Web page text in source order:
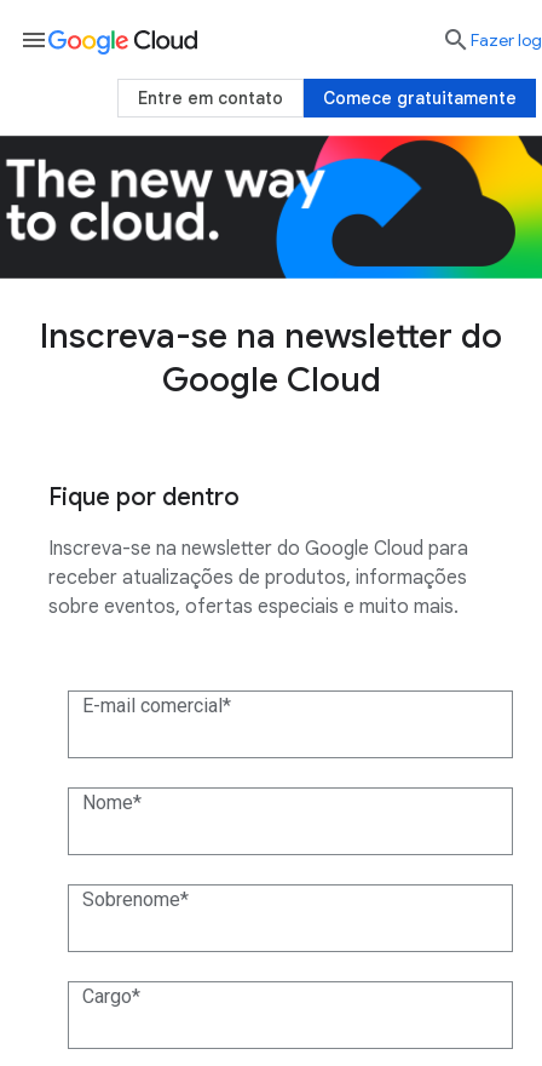
Inscreva-se na newsletter do
Google Cloud
Fique por dentro
Inscreva-se na newsletter do Google Cloud para
receber atualizações de produtos, informações
sobre eventos, ofertas especiais e muito mais.
E-mail comercial
Nome
Sobrenome
Cargo
menu  Fazer
Comece gratuitamente
Entre em contato